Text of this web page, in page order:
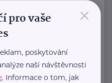
společností
×
pro vaše
poskytování
naší návštěvnosti
. Informace o tom, jak